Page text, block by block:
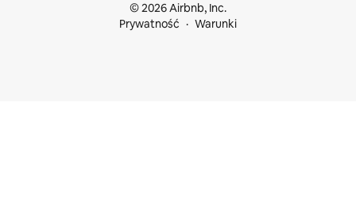
© 2026 Airbnb, Inc.
Prywatność
Warunki